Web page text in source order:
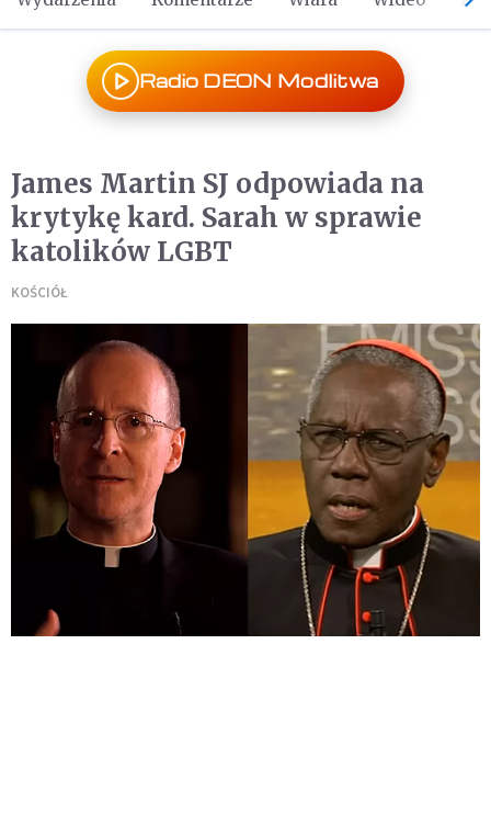
Radio DEON Modlitwa
James Martin SJ odpowiada na
krytykę kard. Sarah w sprawie
katolików LGBT
KOŚCIÓŁ